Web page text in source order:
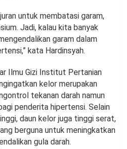
untuk membatasi garam,
Jadi, kalau kita banyak
garam dalam
kata Hardinsyah.
Ilmu Gizi Institut Pertanian
kelor merupakan
tekanan darah namun
penderita hipertensi. Selain
daun kelor juga tinggi serat,
berguna untuk meningkatkan
gula darah.